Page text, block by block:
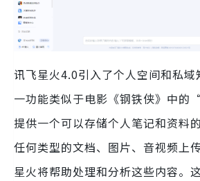
讯飞星火4.0引入了个人空间和私
一功能类似于电影《钢铁侠》中
提供一个可以存储个人笔记和资料
任何类型的文档、图片、音视频上
星火将帮助处理和分析这些内容。